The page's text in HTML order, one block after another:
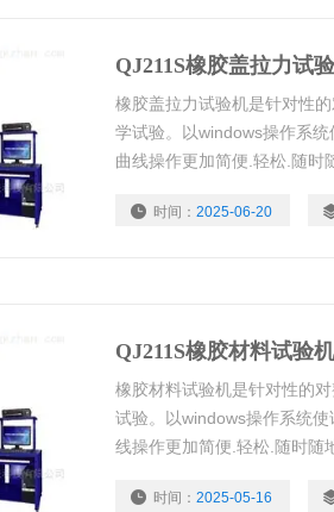
QJ211S橡胶盖拉力试
橡胶盖拉力试验机是针对性
学试验。以windows操作系
曲线操作更加简便.轻松.随时
做）做伸长率、拉力、拉伸
时间： 2025-06-20
QJ211S橡胶材料试验机
橡胶材料试验机是针对性的
试验。以windows操作系统
线操作更加简便.轻松.随时随
做伸长率、拉力、拉伸、压
时间： 2025-05-16